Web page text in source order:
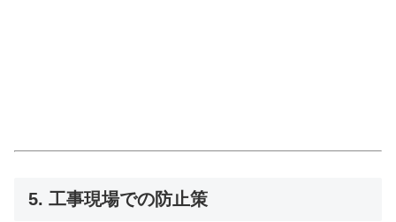
5. 工事現場での防止策